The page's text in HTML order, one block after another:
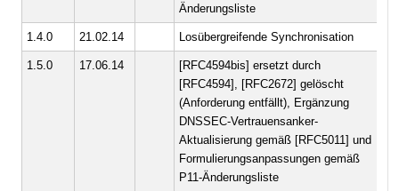
Änderungsliste
1.4.0 21.02.14 Losübergreifende Synchronisation
1.5.0 17.06.14
[RFC4594bis] ersetzt durch
[RFC4594], [RFC2672] gelöscht
(Anforderung entfällt), Ergänzung
DNSSEC-Vertrauensanker-
Aktualisierung gemäß [RFC5011] und
Formulierungsanpassungen gemäß
P11-Änderungsliste